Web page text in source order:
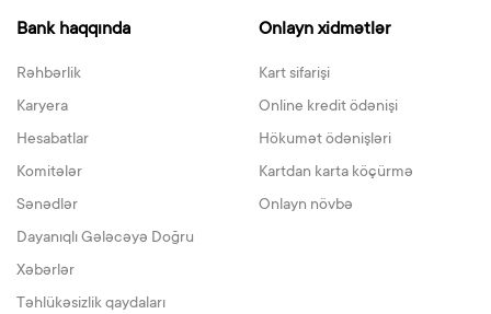
Bank haqqında
Rəhbərlik
Karyera
Hesabatlar
Komitələr
Sənədlər
Dayanıqlı Gələcəyə Doğru
Xəbərlər
Təhlükəsizlik qaydaları
Onlayn xidmətlər
Kart sifarişi
Online kredit ödənişi
Hökumət ödənişləri
Kartdan karta köçürmə
Onlayn növbə